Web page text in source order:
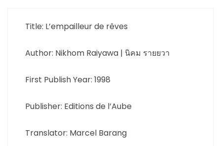
Title: L’empailleur de rêves
Author: Nikhom Raiyawa | นิคม รายยวา
First Publish Year: 1998
Publisher: Editions de l’Aube
Translator: Marcel Barang